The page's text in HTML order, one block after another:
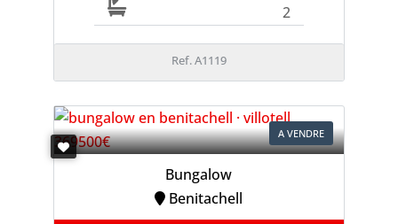
2
Ref. A1119
A VENDRE
Bungalow
Benitachell